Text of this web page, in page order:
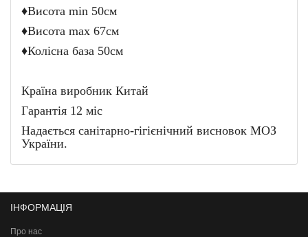
♦Висота min 50см
♦Висота max 67см
♦Колісна база 50см
Країна виробник Китай
Гарантія 12 міс
Надається санітарно-гігієнічний висновок МОЗ
України.
ІНФОРМАЦІЯ
Про нас